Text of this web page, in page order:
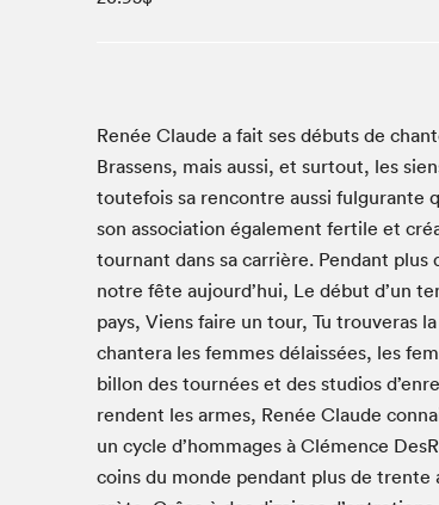
La lecture en cadeau
Le grand jeu de lecture à voix haute du
de Montréal
Lettres québécoises au Salon
Louisiane enracinée et branchée
Mur des illustrateur·rice·s
SLM PRO
Zone Manga
Renée Claude a fait ses débuts de
Brassens, mais aus­si, et surtout, les
toute­fois sa ren­con­tre aus­si ful­gu­rante
son asso­ci­a­tion égale­ment fer­tile et
tour­nant dans sa car­rière. Pen­dant plus
notre fête aujour­d’hui, Le début d’un
pays, Viens faire un tour, Tu trou­veras
chantera les femmes délais­sées, les
bil­lon des tournées et des stu­dios
ren­dent les armes, Renée Claude
un cycle d’hom­mages à Clé­mence
coins du monde pen­dant plus de